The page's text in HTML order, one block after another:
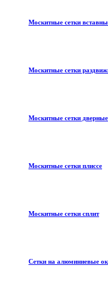
Москитные сетки
Москитные сетки
Москитные сетки дверные
Москитные сетки плиссе
Москитные сетки сплит
Сетки на алюминиевые